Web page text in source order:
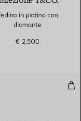
in platino con
diamante
€ 2.500